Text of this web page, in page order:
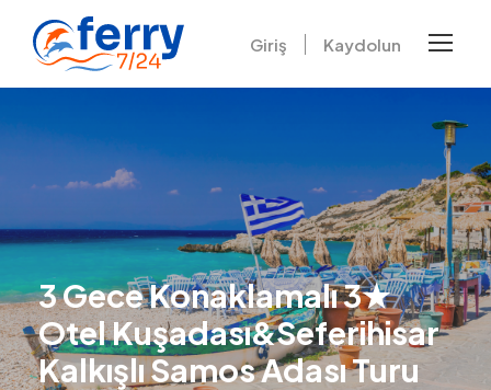
Giriş Kaydolun
3 Gece Konaklamalı 3★
Otel Kuşadası&Seferihisar
Kalkışlı Samos Adası Turu